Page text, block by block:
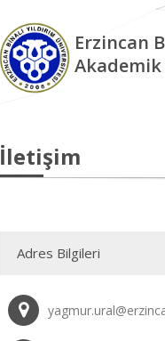
Erzincan
İletişim
Adres Bilgileri